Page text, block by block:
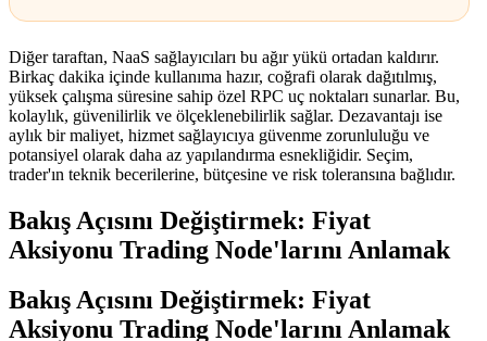
Diğer taraftan, NaaS sağlayıcıları bu ağır yükü ortadan kaldırır.
Birkaç dakika içinde kullanıma hazır, coğrafi olarak dağıtılmış,
yüksek çalışma süresine sahip özel RPC uç noktaları sunarlar. Bu,
kolaylık, güvenilirlik ve ölçeklenebilirlik sağlar. Dezavantajı ise
aylık bir maliyet, hizmet sağlayıcıya güvenme zorunluluğu ve
potansiyel olarak daha az yapılandırma esnekliğidir. Seçim,
trader'ın teknik becerilerine, bütçesine ve risk toleransına bağlıdır.
Bakış Açısını Değiştirmek: Fiyat
Aksiyonu Trading Node'larını Anlamak
Bakış Açısını Değiştirmek: Fiyat
Aksiyonu Trading Node'larını Anlamak